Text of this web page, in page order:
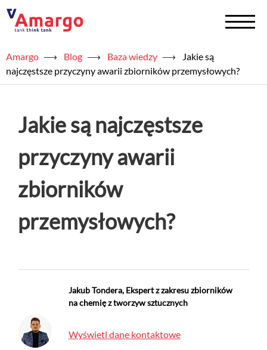
Zbiorniki na chemię
Serwis
Usługi
Półprodukty
Akademia TAED
Amargo ⟶ Blog ⟶ Baza wiedzy ⟶
Jakie są
najczęstsze przyczyny awarii zbiorników przemysłowych?
Jakie są najczęstsze
przyczyny awarii
zbiorników
przemysłowych?
Jakub Tondera, Ekspert z zakresu zbiorników
na chemię z tworzyw sztucznych
Wyświetl dane kontaktowe